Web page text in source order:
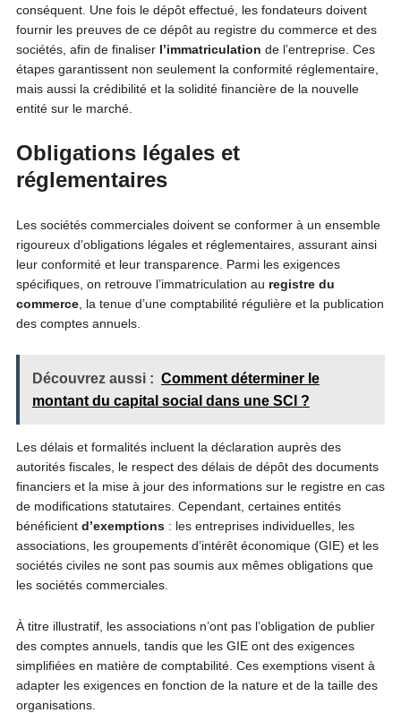
conséquent. Une fois le dépôt effectué, les fondateurs doivent
fournir les preuves de ce dépôt au registre du commerce et des
sociétés, afin de finaliser l’immatriculation de l’entreprise. Ces
étapes garantissent non seulement la conformité réglementaire,
mais aussi la crédibilité et la solidité financière de la nouvelle
entité sur le marché.
Obligations légales et
réglementaires
Les sociétés commerciales doivent se conformer à un ensemble
rigoureux d’obligations légales et réglementaires, assurant ainsi
leur conformité et leur transparence. Parmi les exigences
spécifiques, on retrouve l’immatriculation au registre du
commerce, la tenue d’une comptabilité régulière et la publication
des comptes annuels.
Découvrez aussi : Comment déterminer le
montant du capital social dans une SCI ?
Les délais et formalités incluent la déclaration auprès des
autorités fiscales, le respect des délais de dépôt des documents
financiers et la mise à jour des informations sur le registre en cas
de modifications statutaires. Cependant, certaines entités
bénéficient d’exemptions: les entreprises individuelles, les
associations, les groupements d’intérêt économique (GIE) et les
sociétés civiles ne sont pas soumis aux mêmes obligations que
les sociétés commerciales.
À titre illustratif, les associations n’ont pas l’obligation de publier
des comptes annuels, tandis que les GIE ont des exigences
simplifiées en matière de comptabilité. Ces exemptions visent à
adapter les exigences en fonction de la nature et de la taille des
organisations.